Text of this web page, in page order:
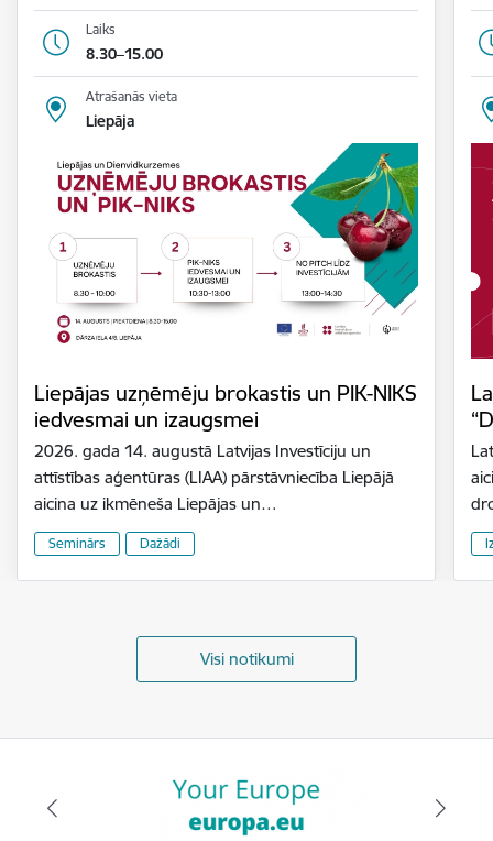
Laiks
8.30–15.00
Atrašanās vieta
Liepāja
Liepājas uzņēmēju brokastis un PIK-NIKS
iedvesmai un izaugsmei
2026. gada 14. augustā Latvijas Investīciju un
attīstības aģentūras (LIAA) pārstāvniecība Liepājā
aicina uz ikmēneša Liepājas un…
Seminārs Dažādi
Visi notikumi